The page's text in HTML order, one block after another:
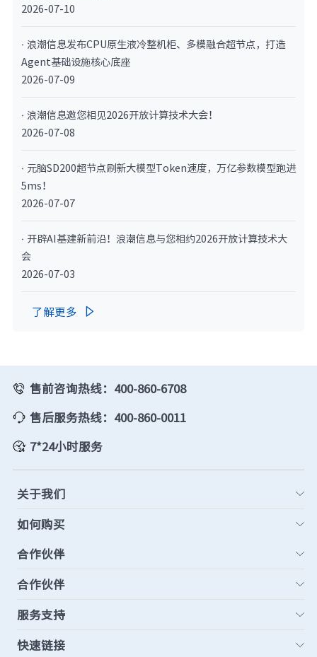
2026-07-10
· 浪潮信息发布CPU原生液冷整机柜、多模融合超节点，打造
Agent基础设施核心底座
2026-07-09
· 浪潮信息邀您相见2026开放计算技术大会！
2026-07-08
· 元脑SD200超节点刷新大模型Token速度，万亿参数模型跑进
5ms！
2026-07-07
· 开辟AI基建新前沿！浪潮信息与您相约2026开放计算技术大
会
2026-07-03
了解更多 
售前咨询热线：400-860-6708
售后服务热线：400-860-0011
7*24小时服务
关于我们
如何购买
合作伙伴
合作伙伴
服务支持
快速链接